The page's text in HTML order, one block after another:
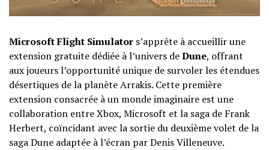
Microsoft Flight Simulator s’apprête à accueillir une
extension gratuite dédiée à l’univers deDune, offrant
aux joueurs l’opportunité unique de survoler les étendues
désertiques de la planète Arrakis. Cette première
extension consacrée à un monde imaginaire est une
collaboration entre Xbox, Microsoft et la saga de Frank
Herbert, coïncidant avec la sortie du deuxième volet de la
saga Dune adaptée à l’écran par Denis Villeneuve.